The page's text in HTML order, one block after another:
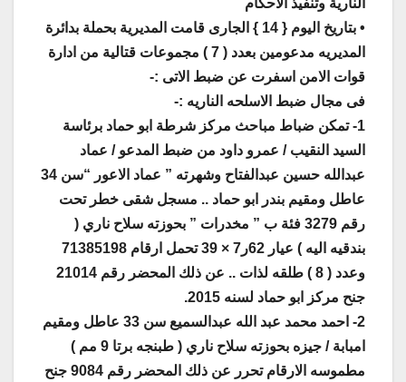
النارية وتنفيذ الاحكام
• بتاريخ اليوم { 14 } الجارى قامت المديرية بحملة بدائرة
المديريه مدعومين بعدد ( 7 ) مجموعات قتالية من ادارة
قوات الامن اسفرت عن ضبط الاتى :-
فى مجال ضبط الاسلحه الناريه :-
1- تمكن ضباط مباحث مركز شرطة ابو حماد برئاسة
السيد النقيب / عمرو داود من ضبط المدعو / عماد
عبدالله حسين عبدالفتاح وشهرته ” عماد الاعور “سن 34
عاطل ومقيم بندر ابو حماد .. مسجل شقى خطر تحت
رقم 3279 فئة ب ” مخدرات ” بحوزته سلاح ناري (
بندقيه اليه ) عيار 62ر7 × 39 تحمل ارقام 71385198
وعدد ( 8 ) طلقه لذات .. عن ذلك المحضر رقم 21014
جنح مركز ابو حماد لسنه 2015.
2- احمد محمد عبد الله عبدالسميع سن 33 عاطل ومقيم
امبابة / جيزه بحوزته سلاح ناري ( طبنجه برتا 9 مم )
مطموسه الارقام تحرر عن ذلك المحضر رقم 9084 جنح